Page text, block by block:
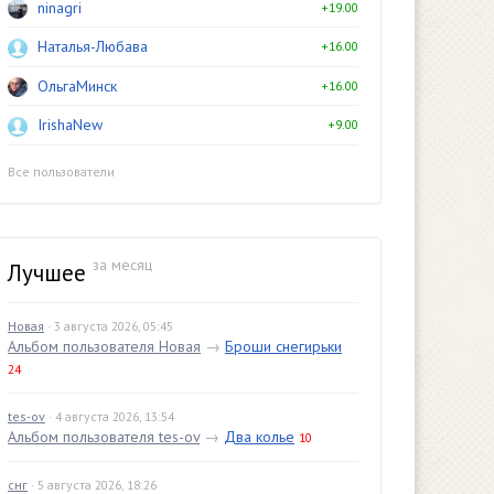
ninagri +19.00
Наталья-Любава +16.00
ОльгаМинск +16.00
IrishaNew +9.00
Все пользователи
Лучшее за месяц
Новая · 3 августа 2026, 05:45
Альбом пользователя Новая → Броши снегирьки
24
tes-ov · 4 августа 2026, 13:54
Альбом пользователя tes-ov→ Два колье 10
снг · 5 августа 2026, 18:26